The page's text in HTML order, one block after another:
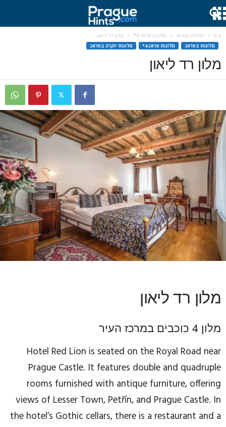
בית מלונות בפראג מלונות פראג 4* מלון רד ליאון
מלונות בפראג מלונות פראג 4* מלונות יוקרה בפראג
מלון רד ליאון
מלון רד ליאון
מלון 4 כוכבים במרכז העיר
Hotel Red Lion is seated on the Royal Road near
Prague Castle. It features double and quadruple
rooms furnished with antique furniture, offering
views of Lesser Town, Petřín, and Prague Castle. In
the hotel’s Gothic cellars, there is a restaurant and a